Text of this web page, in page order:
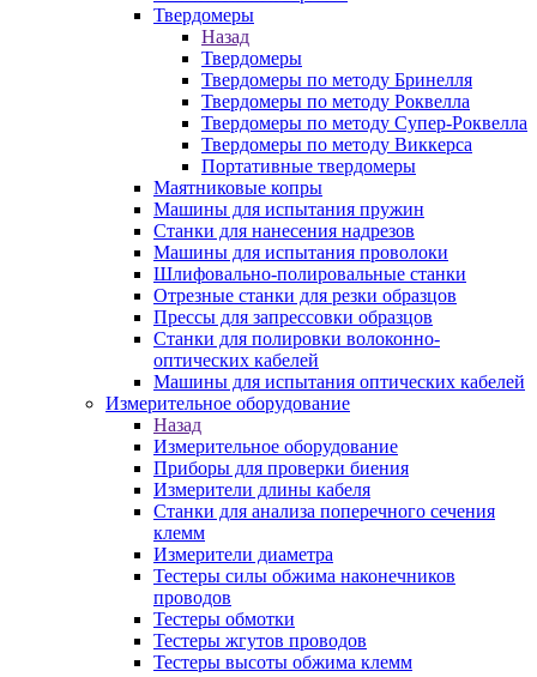
Твердомеры
Назад
Твердомеры
Твердомеры по методу Бринелля
Твердомеры по методу Роквелла
Твердомеры по методу Супер-Роквелла
Твердомеры по методу Виккерса
Портативные твердомеры
Маятниковые копры
Машины для испытания пружин
Станки для нанесения надрезов
Машины для испытания проволоки
Шлифовально-полировальные станки
Отрезные станки для резки образцов
Прессы для запрессовки образцов
Станки для полировки волоконно-
оптических кабелей
Машины для испытания оптических кабелей
Измерительное оборудование
Назад
Измерительное оборудование
Приборы для проверки биения
Измерители длины кабеля
Станки для анализа поперечного сечения
клемм
Измерители диаметра
Тестеры силы обжима наконечников
проводов
Тестеры обмотки
Тестеры жгутов проводов
Тестеры высоты обжима клемм